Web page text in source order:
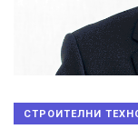
СТРОИТЕЛНИ